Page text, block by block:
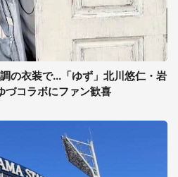
の衣装で...「ゆず」北川悠仁・岩
づコラボにファン歓喜